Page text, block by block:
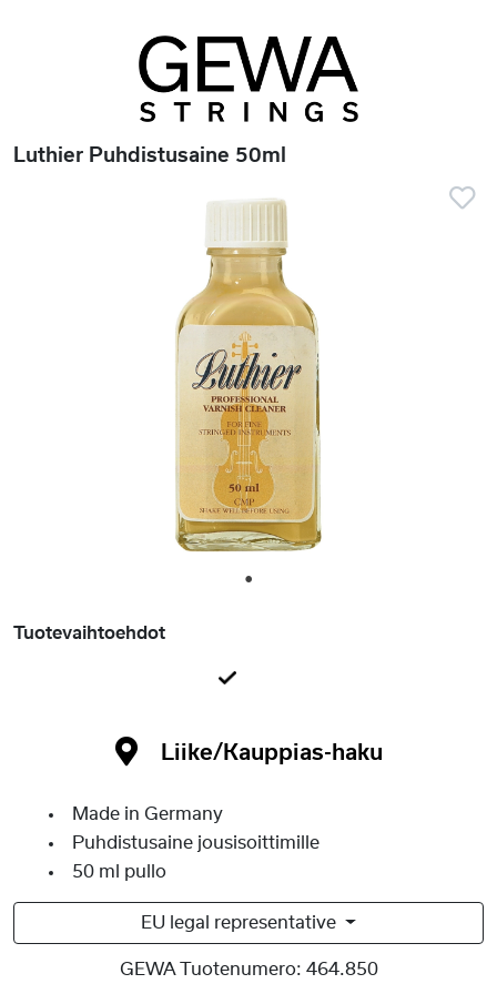
Luthier Puhdistusaine 50ml
1
Tuotevaihtoehdot
Liike/Kauppias-haku
Made in Germany
Puhdistusaine jousisoittimille
50 ml pullo
EU legal representative
GEWA Tuotenumero: 464.850